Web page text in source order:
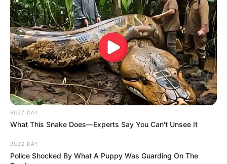
BUZZ DAY
What This Snake Does—Experts Say You Can't Unsee It
BUZZ DAY
Police Shocked By What A Puppy Was Guarding On The